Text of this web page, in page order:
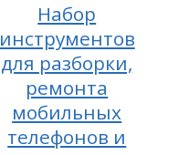
Набор
инструментов
для разборки,
ремонта
мобильных
телефонов и